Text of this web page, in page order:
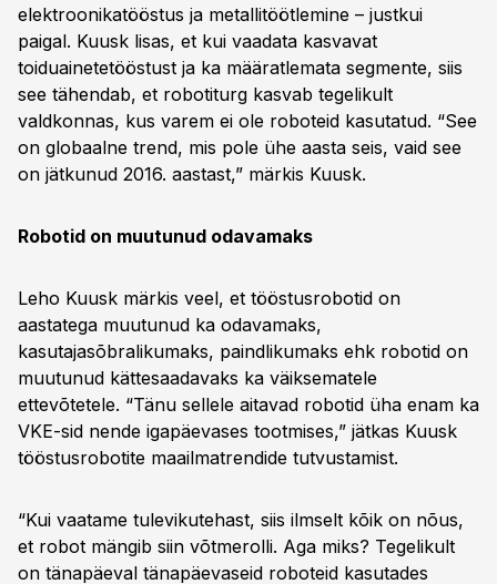
elektroonikatööstus ja metallitöötlemine – justkui
paigal. Kuusk lisas, et kui vaadata kasvavat
toiduainetetööstust ja ka määratlemata segmente, siis
see tähendab, et robotiturg kasvab tegelikult
valdkonnas, kus varem ei ole roboteid kasutatud. “See
on globaalne trend, mis pole ühe aasta seis, vaid see
on jätkunud 2016. aastast,” märkis Kuusk.
Robotid on muutunud odavamaks
Leho Kuusk märkis veel, et tööstusrobotid on
aastatega muutunud ka odavamaks,
kasutajasõbralikumaks, paindlikumaks ehk robotid on
muutunud kättesaadavaks ka väiksematele
ettevõtetele. “Tänu sellele aitavad robotid üha enam ka
VKE-sid nende igapäevases tootmises,” jätkas Kuusk
tööstusrobotite maailmatrendide tutvustamist.
“Kui vaatame tulevikutehast, siis ilmselt kõik on nõus,
et robot mängib siin võtmerolli. Aga miks? Tegelikult
on tänapäeval tänapäevaseid roboteid kasutades